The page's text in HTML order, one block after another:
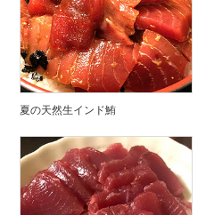
夏の天然生インド鮪